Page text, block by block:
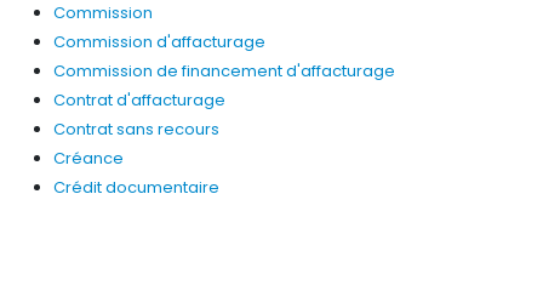
Commission
Commission d'affacturage
Commission de financement d'affacturage
Contrat d'affacturage
Contrat sans recours
Créance
Crédit documentaire